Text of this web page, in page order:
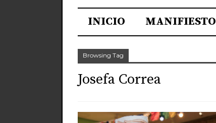
INICIO MANIFIESTO
Browsing Tag
Josefa Correa